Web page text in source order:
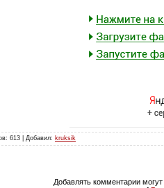
613 | Добавил: kruksik
Добавлять комментарии могут